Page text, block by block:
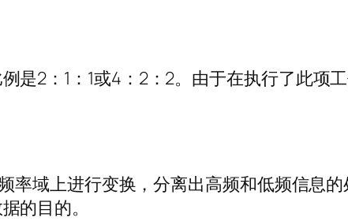
是2：1：1或4：2：2。由于在执行了此项
域上进行变换，分离出高频和低频信息
的目的。